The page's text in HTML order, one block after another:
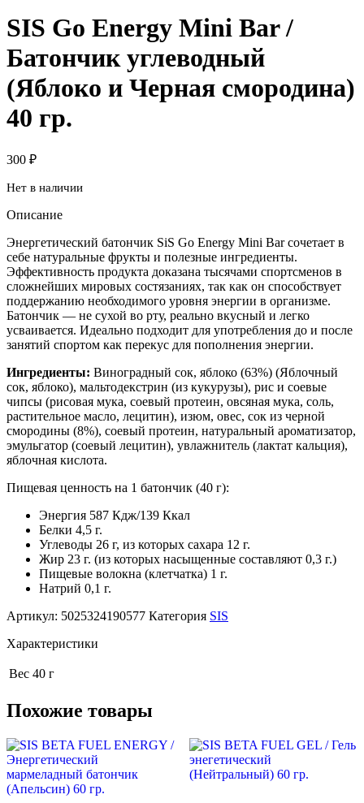
SIS Go Energy Mini Bar /
Батончик углеводный
(Яблоко и Черная смородина)
40 гр.
300 ₽
Нет в наличии
Описание
Энергетический батончик SiS Go Energy Mini Bar сочетает в
себе натуральные фрукты и полезные ингредиенты.
Эффективность продукта доказана тысячами спортсменов в
сложнейших мировых состязаниях, так как он способствует
поддержанию необходимого уровня энергии в организме.
Батончик — не сухой во рту, реально вкусный и легко
усваивается. Идеально подходит для употребления до и после
занятий спортом как перекус для пополнения энергии.
Ингредиенты: Виноградный сок, яблоко (63%) (Яблочный
сок, яблоко), мальтодекстрин (из кукурузы), рис и соевые
чипсы (рисовая мука, соевый протеин, овсяная мука, соль,
растительное масло, лецитин), изюм, овес, сок из черной
смородины (8%), соевый протеин, натуральный ароматизатор,
эмульгатор (соевый лецитин), увлажнитель (лактат кальция),
яблочная кислота.
Пищевая ценность на 1 батончик (40 г):
Энергия 587 Кдж/139 Ккал
Белки 4,5 г.
Углеводы 26 г, из которых сахара 12 г.
Жир 23 г. (из которых насыщенные составляют 0,3 г.)
Пищевые волокна (клетчатка) 1 г.
Натрий 0,1 г.
Артикул: 5025324190577 Категория SIS
Характеристики
Вес 40 г
Похожие товары